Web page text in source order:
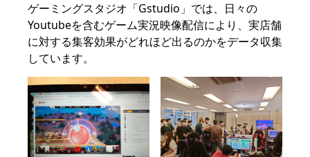
ゲーミングスタジオ「Gstudio」では、日々の
Youtubeを含むゲーム実況映像配信により、実店舗
に対する集客効果がどれほど出るのかをデータ収集
しています。